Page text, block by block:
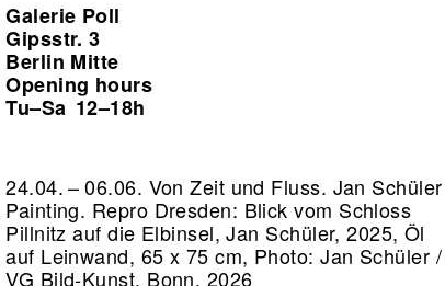
Galerie Poll
Gipsstr. 3
Berlin Mitte
Opening hours
Tu–Sa 12–18h
24.04. – 06.06. Von Zeit und Fluss. Jan Schüler
Painting. Repro Dresden: Blick vom Schloss
Pillnitz auf die Elbinsel, Jan Schüler, 2025, Öl
auf Leinwand, 65 x 75 cm, Photo: Jan Schüler /
VG Bild-Kunst, Bonn, 2026